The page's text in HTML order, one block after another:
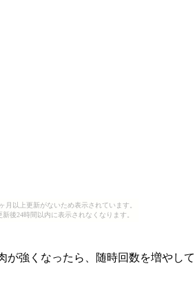
月以上更新がないため表示されています。
後24時間以内に表示されなくなります。
強くなったら、随時回数を増やして